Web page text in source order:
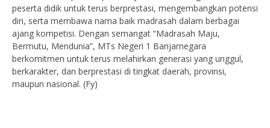
peserta didik untuk terus berprestasi, mengembangkan potensi
diri, serta membawa nama baik madrasah dalam berbagai
ajang kompetisi. Dengan semangat “Madrasah Maju,
Bermutu, Mendunia”, MTs Negeri 1 Banjarnegara
berkomitmen untuk terus melahirkan generasi yang unggul,
berkarakter, dan berprestasi di tingkat daerah, provinsi,
maupun nasional. (Fy)